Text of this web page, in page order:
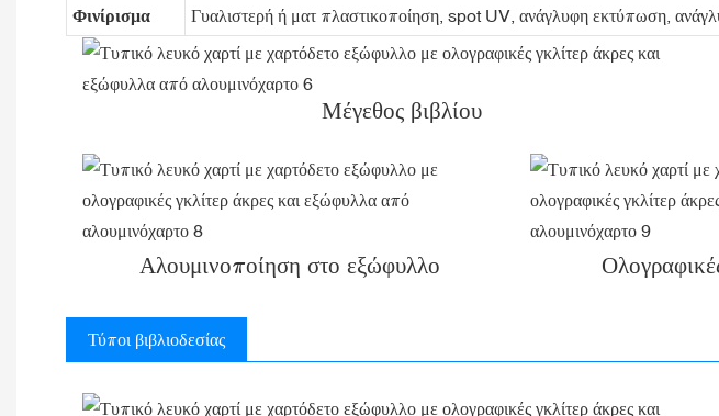
Φινίρισμα Γυαλιστερή ή ματ πλαστικοποίηση, spot UV, ανάγλυφη εκτύπωση,
Μέγεθος βιβλίου
Αλουμινοποίηση στο εξώφυλλο
Τύποι βιβλιοδεσίας